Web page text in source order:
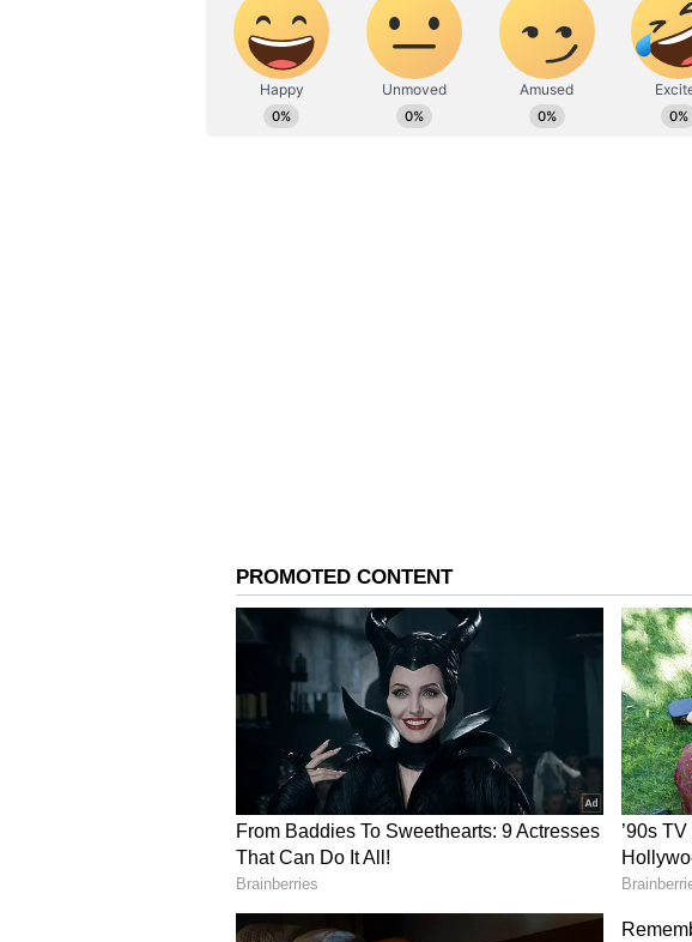
ಕಾರ್ಯಾಚರಣೆಯನ್ನು ಪುನರಾರಂಭಿಸಲಾಗಿದೆ ಎಂದು
ಪ್ರವಾಸ ನೆಚ್ಚಿನ ಹವ್ಯಾಸ